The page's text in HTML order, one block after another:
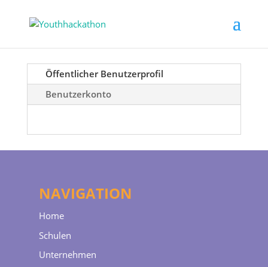
Öffentlicher Benutzerprofil
Benutzerkonto
NAVIGATION
Home
Schulen
Unternehmen